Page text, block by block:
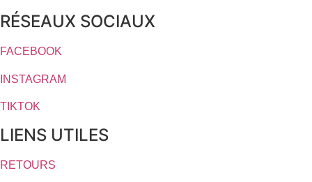
RÉSEAUX SOCIAUX
FACEBOOK
INSTAGRAM
TIKTOK
LIENS UTILES
RETOURS